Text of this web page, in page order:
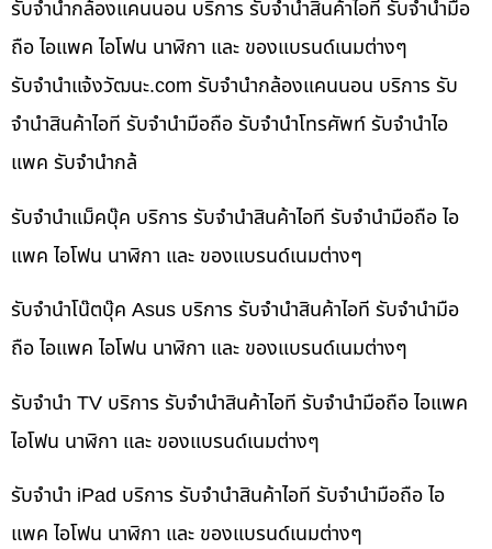
รับจำนำกล้องแคนนอน บริการ รับจำนำสินค้าไอที รับจำนำมือ
ถือ ไอแพค ไอโฟน นาฬิกา และ ของแบรนด์เนมต่างๆ
รับจํานําแจ้งวัฒนะ.com รับจำนำกล้องแคนนอน บริการ รับ
จำนำสินค้าไอที รับจำนำมือถือ รับจำนำโทรศัพท์ รับจำนำไอ
แพค รับจำนำกล้
รับจำนำแม็คบุ๊ค บริการ รับจำนำสินค้าไอที รับจำนำมือถือ ไอ
แพค ไอโฟน นาฬิกา และ ของแบรนด์เนมต่างๆ
รับจำนำโน๊ตบุ๊ค Asus บริการ รับจำนำสินค้าไอที รับจำนำมือ
ถือ ไอแพค ไอโฟน นาฬิกา และ ของแบรนด์เนมต่างๆ
รับจำนำ TV บริการ รับจำนำสินค้าไอที รับจำนำมือถือ ไอแพค
ไอโฟน นาฬิกา และ ของแบรนด์เนมต่างๆ
รับจำนำ iPad บริการ รับจำนำสินค้าไอที รับจำนำมือถือ ไอ
แพค ไอโฟน นาฬิกา และ ของแบรนด์เนมต่างๆ